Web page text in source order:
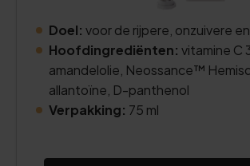
Doel: voor de rijpere, onzuivere
Hoofdingrediënten: vitamine C
amandelolie, Neossance™
allantoïne, D-panthenol
Verpakking: 75 ml